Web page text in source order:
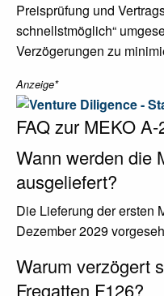
Preisprüfung und
schnellstmöglich“
Verzögerungen zu
Anzeige*
FAQ zur MEKO
Wann werden die
ausgeliefert?
Die Lieferung der ersten
Dezember 2029
Warum verzögert
Fregatten F126?